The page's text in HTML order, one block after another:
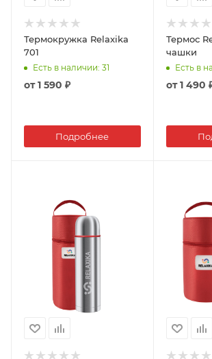
Термокружка Relaxika
701
Есть в наличии: 31
от1 590 ₽
Подробнее
Термос
чашки
Есть в
от1 490